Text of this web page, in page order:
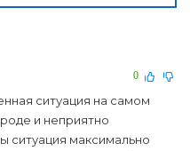
0
ситуация на самом
и неприятно
ситуация максимально